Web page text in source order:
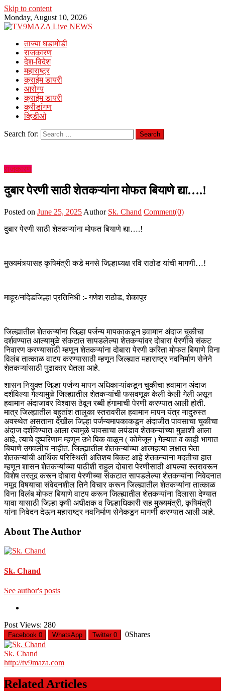
Skip to content
Monday, August 10, 2026
ताज्या घडामोडी
राजकारण
देश-विदेश
महाराष्ट्र
क्राईम डायरी
आरोग्य
क्राईम डायरी
क्रीडांगण
व्हिडीओ
Search for:
राजकारण
दुबार पेरणी साठी शेतकऱ्यांना मोफत बियाणे द्या….!
Posted on June 25, 2025 Author Sk. Chand Comment(0)
दुबार पेरणी साठी शेतकऱ्यांना मोफत बियाणे द्या….!
मुख्यमंत्र्यासह कृषिमंत्री कडे मनसे जिल्हाध्यक्ष रवि राठोड यांची मागणी…!
माहूर/नांदेडजिल्हा प्रतिनिधी :- गणेश राठोड, शेकापूर
जिल्ह्यातील शेतकऱ्यांना जिल्हा पर्जन्य मापकाकडून हवामान अंदाज चुकीचा
दर्शवण्यात आल्यामुळे संकटात सापडलेल्या शेतकऱ्यांवर दोबारा पेरणीचे संकट
निवारण करण्यासाठी म्हणून शेतकऱ्यांना दोबारा पेरणी करिता मोफत बियाणे विना
विलंब तात्काळ वाटप करण्यासाठी म्हणून जिल्ह्यात महाराष्ट्र नवनिर्माण सेनेने
शेतकऱ्यांसाठी पुढाकार घेतला आहे.
शासन नियुक्त जिल्हा पर्जन्य मापन अधिकाऱ्यांकडून चुकीचा हवामान अंदाज
दर्शविल्या गेल्यामुळे जिल्ह्यातील शेतकऱ्यांची फसवणूक केली केली गेली असून
हवामान अंदाजावर विश्वास ठेवून रब्बी हंगामाची पेरणी करण्यात आली होती.
मात्र जिल्ह्यातील बहुतांश तालुका स्तरावरील हवामान मापन यंत्र नादुरुस्त
अवस्थेत असताना देखील जिल्हा पर्जन्यमापकाकडून अंदाजीत पावसाचा चुकीचा
अंदाज दर्शविण्यात आला त्यामुळे पावसाचा लपंडाव शेतकऱ्यांच्या मुळाशी आला
आहे, त्याचे दुष्परिणाम म्हणून उभे पिक वाळून ( कोमेजून ) गेल्यात व काही भागात
बियाणे उगवलीच नाहीत. जिल्ह्यातील शेतकऱ्यांच्या आत्महत्या लक्षात घेता
शेतकऱ्यांची आर्थिक परिस्थिती अतिशय बिकट आहे शेतकऱ्यांना मदतीचा हात
म्हणून शासन शेतकऱ्यांच्या पाठीशी राहुल दोबारा पेरणीसाठी आपल्या स्तरावरून
विशेष तरतूद करून दोबारा पेरणीच्या संकटात सापडलेल्या शेतकऱ्यांना निवेदनात
नमूद विषयाचा संवेदनशील तिने विचार करून जिल्ह्यातील शेतकऱ्यांना तात्काळ
विना विलंब मोफत बियाणे वाटप करून जिल्ह्यातील शेतकऱ्यांना दिलासा देण्यात
यावा यासाठी जिल्हा कृषी अधीक्षक व जिल्हाधिकारी सह मुख्यमंत्री, कृषिमंत्री
यांना निवेदन देऊन महाराष्ट्र नवनिर्माण सेनेकडून मागणी करण्यात आली आहे.
About The Author
Sk. Chand
See author's posts
Post Views: 280
Facebook 0 WhatsApp Twitter 0 0Shares
Sk. Chand
http://tv9maza.com
Related Articles